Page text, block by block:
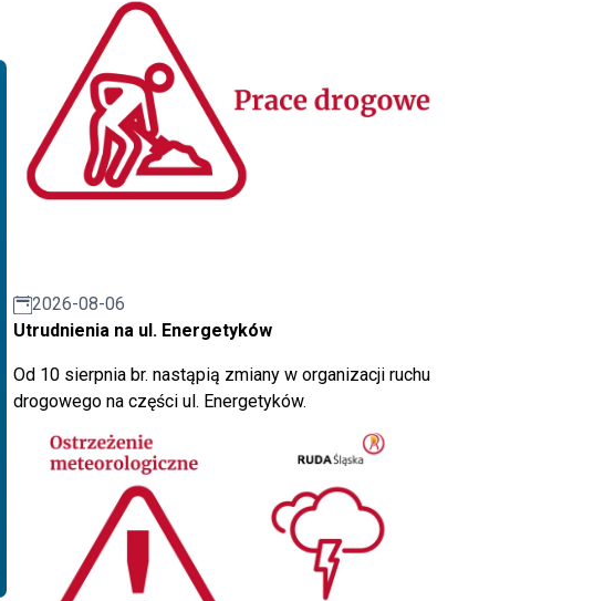
2026-08-06
Utrudnienia na ul. Energetyków
Od 10 sierpnia br. nastąpią zmiany w organizacji ruchu
drogowego na części ul. Energetyków.